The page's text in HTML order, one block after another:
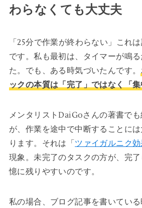
わらなくても大丈夫
「25分で作業が終わらない」これ
です。私も最初は、タイマーが鳴
た。でも、ある時気づいたんです。
ックの本質は「完了」ではなく「
メンタリストDaiGoさんの著書で
が、作業を途中で中断することに
ります。それは「 ツァイガルニク
現象。未完了のタスクの方が、完
憶に残りやすいのです。
私の場合、ブログ記事を書いてい